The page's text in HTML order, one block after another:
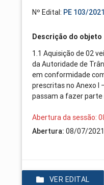
Nº Edital: PE 103/
Descrição do objeto
1.1 Aquisição de 02
da Autoridade de
em conformidade
prescritas no Anexo I
passam a fazer
Abertura da sessão:
Abertura: 08/07/2021
VER EDITAL